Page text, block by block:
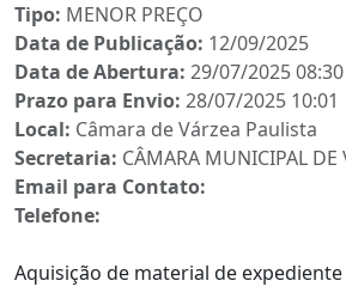
Tipo: MENOR PREÇO
Data de Publicação: 12/09/2025
Data de Abertura: 29/07/2025 08:30
Prazo para Envio: 28/07/2025 10:01
Local: Câmara de Várzea Paulista
Secretaria: CÂMARA MUNICIPAL DE
Email para Contato:
Telefone:
Aquisição de material de